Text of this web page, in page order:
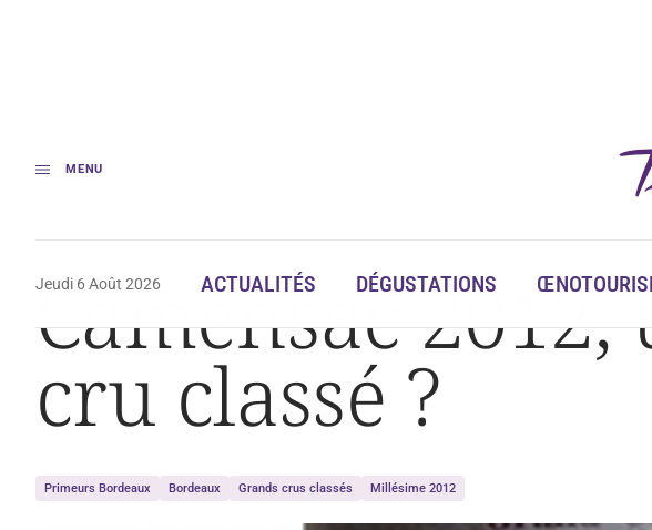
MENU
Jeudi 6 Août 2026 ACTUALITÉS DÉGUSTATIONS
Accueil Camensac 2012, une bonne affaire en cru classé ?
Camensac
cru classé ?
Primeurs Bordeaux Bordeaux Grands crus classés Millésime 2012